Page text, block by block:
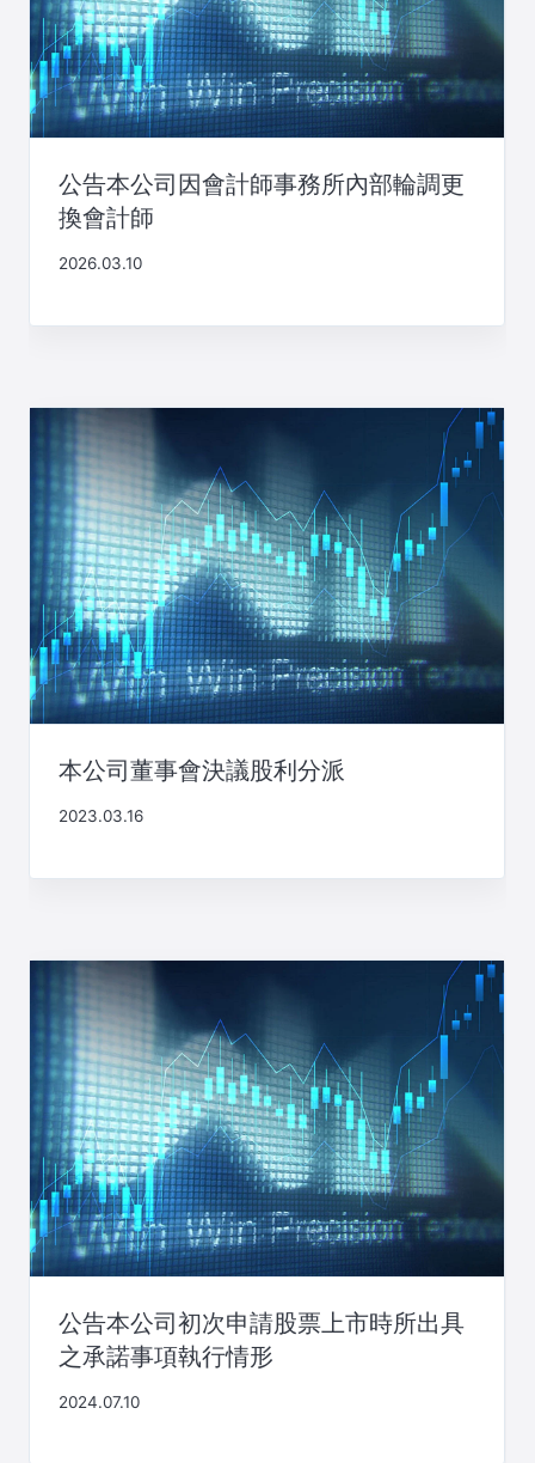
公告本公司因會計師事務所內部輪調更
換會計師
2026.03.10
本公司董事會決議股利分派
2023.03.16
公告本公司初次申請股票上市時所出具
之承諾事項執行情形
2024.07.10